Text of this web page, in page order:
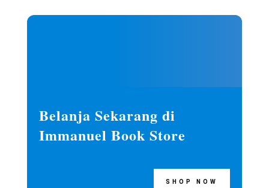
Belanja Sekarang di
Immanuel Book Store
SHOP NOW